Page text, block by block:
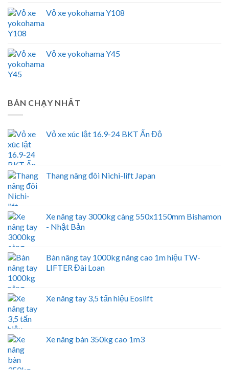
Vỏ xe yokohama Y108
Vỏ xe yokohama Y45
BÁN CHẠY NHẤT
Vỏ xe xúc lật 16.9-24 BKT Ấn Độ
Thang nâng đôi Nichi-lift Japan
Xe nâng tay 3000kg càng 550x1150mm Bishamon
- Nhật Bản
Bàn nâng tay 1000kg nâng cao 1m hiệu TW-
LIFTER Đài Loan
Xe nâng tay 3,5 tấn hiệu Eoslift
Xe nâng bàn 350kg cao 1m3